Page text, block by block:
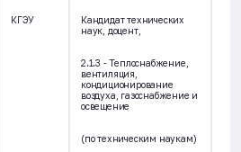
КГЭУ
Кандидат технических
наук, доцент,
2.1.3 - Теплоснабжение,
вентиляция,
кондиционирование
воздуха, газоснабжение и
освещение
(по техническим наукам)